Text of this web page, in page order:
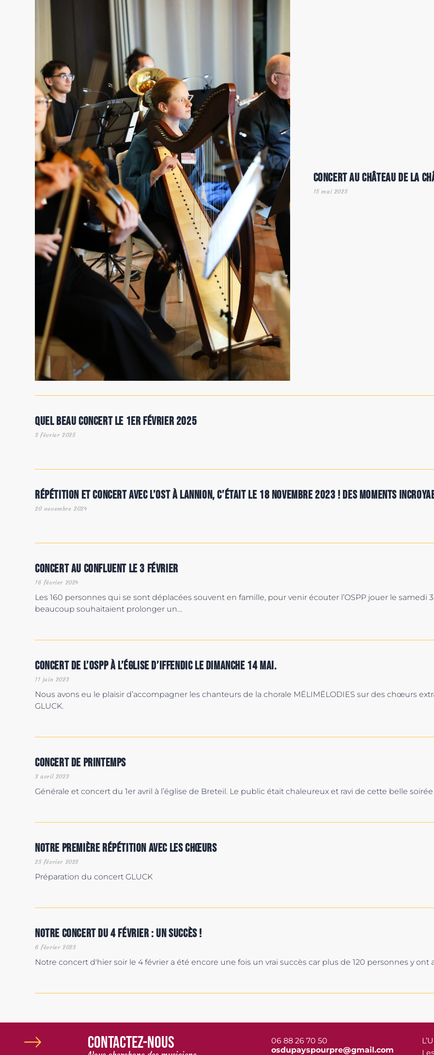
Concert au Château de la
15 mai 2025
Quel beau concert le 1er février 2025
3 février 2025
Répétition et concert avec l’OST à Lannion, c’était le 18 novembre 2023 ! Des moments
20 novembre 2024
Concert au Confluent le 3 février
Les 160 personnes qui se sont déplacées souvent en famille, pour venir écouter l’OSPP jouer le
beaucoup souhaitaient prolonger un…
16 février 2024
Concert de l’OSPP à l’église d’Iffendic le dimanche 14 mai.
Nous avons eu le plaisir d’accompagner les chanteurs de la chorale MÉLIMÉLODIES sur des chœurs
GLUCK.
11 juin 2023
Concert de printemps
Générale et concert du 1er avril à l’église de Breteil. Le public était chaleureux et ravi de cette belle soirée
3 avril 2023
Notre première répétition avec les chœurs
Préparation du concert GLUCK
25 février 2023
Notre concert du 4 février : un succès !
Notre concert d'hier soir le 4 février a été encore une fois un vrai succès car plus de 120 personnes y
6 février 2023
Contactez-nous
06 88 26 70 50
osdupayspourpre@gmail.com